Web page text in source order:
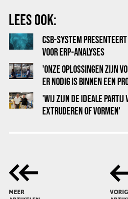
LEES OOK:
CSB-SYSTEM
VOOR ERP-ANALYSES
'ONZE OPLOSSINGEN ZIJN
ER NODIG IS BINNEN EEN
'WIJ ZIJN DE IDEALE PARTIJ
EXTRUDEREN OF VORMEN'
MEER
VORIG